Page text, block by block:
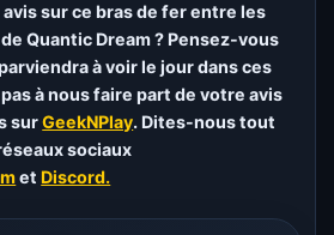
sur ce bras de fer entre les
Quantic Dream ? Pensez-vous
à voir le jour dans ces
à nous faire part de votre avis
surGeekNPlay. Dites-nous tout
sociaux
etDiscord.